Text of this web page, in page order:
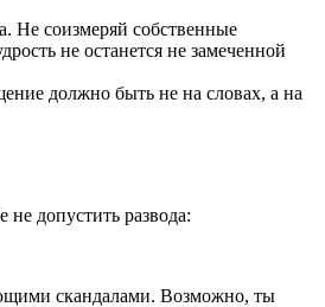
Не соизмеряй собственные
не останется не замеченной
должно быть не на словах, а на
допустить развода:
скандалами. Возможно, ты